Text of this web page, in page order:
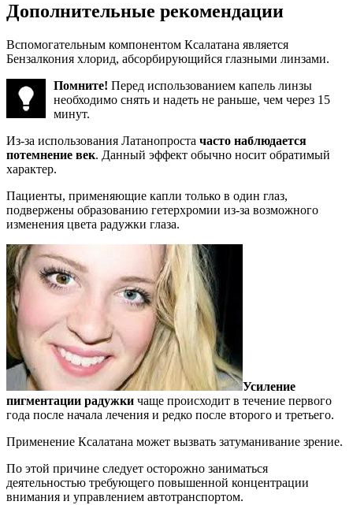
Дополнительные рекомендации
Вспомогательным компонентом Ксалатана является
Бензалкония хлорид, абсорбирующийся глазными линзами.
Помните! Перед использованием капель линзы
необходимо снять и надеть не раньше, чем через 15
минут.
Из-за использования Латанопроста часто наблюдается
потемнение век. Данный эффект обычно носит обратимый
характер.
Пациенты, применяющие капли только в один глаз,
подвержены образованию гетерхромии из-за возможного
изменения цвета радужки глаза.
Усиление
пигментации радужки чаще происходит в течение первого
года после начала лечения и редко после второго и третьего.
Применение Ксалатана может вызвать затуманивание зрение.
По этой причине следует осторожно заниматься
деятельностью требующего повышенной концентрации
внимания и управлением автотранспортом.